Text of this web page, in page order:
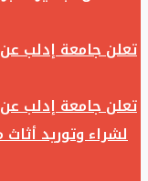
تعلن جامعة إدلب
تعلن جامعة إدلب
لشراء وتوريد